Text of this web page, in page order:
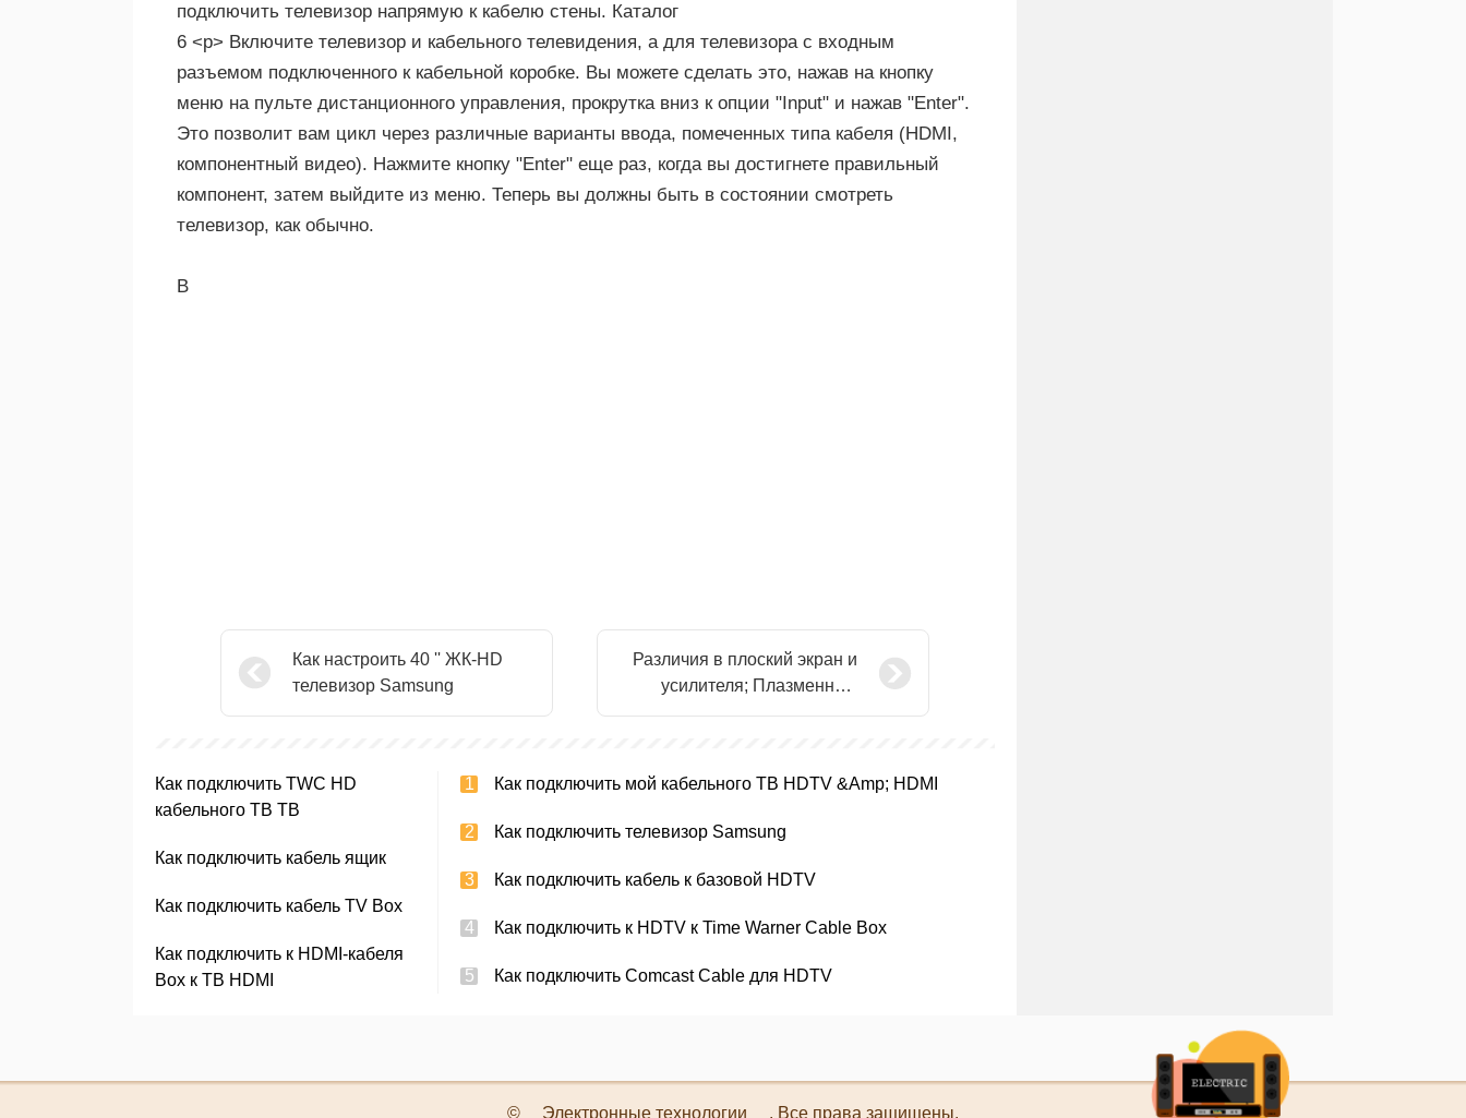
подключить телевизор напрямую к кабелю стены. Каталог
6 <р> Включите телевизор и кабельного телевидения, а для телевизора с входным
разъемом подключенного к кабельной коробке. Вы можете сделать это, нажав на кнопку
меню на пульте дистанционного управления, прокрутка вниз к опции "Input" и нажав "Enter".
Это позволит вам цикл через различные варианты ввода, помеченных типа кабеля (HDMI,
компонентный видео). Нажмите кнопку "Enter" еще раз, когда вы достигнете правильный
компонент, затем выйдите из меню. Теперь вы должны быть в состоянии смотреть
телевизор, как обычно.
В
Как настроить 40 '' ЖК-HD
телевизор Samsung
Различия в плоский экран и
усилителя; Плазменные
телевизоры
Как подключить TWC HD
кабельного ТВ ТВ
Как подключить кабель ящик
Как подключить кабель TV Box
Как подключить к HDMI-кабеля
Box к ТВ HDMI
Как подключить мой кабельного ТВ HDTV &Amp; HDMI
Как подключить телевизор Samsung
Как подключить кабель к базовой HDTV
Как подключить к HDTV к Time Warner Cable Box
Как подключить Comcast Cable для HDTV
© Электронные технологии . Все права защищены.